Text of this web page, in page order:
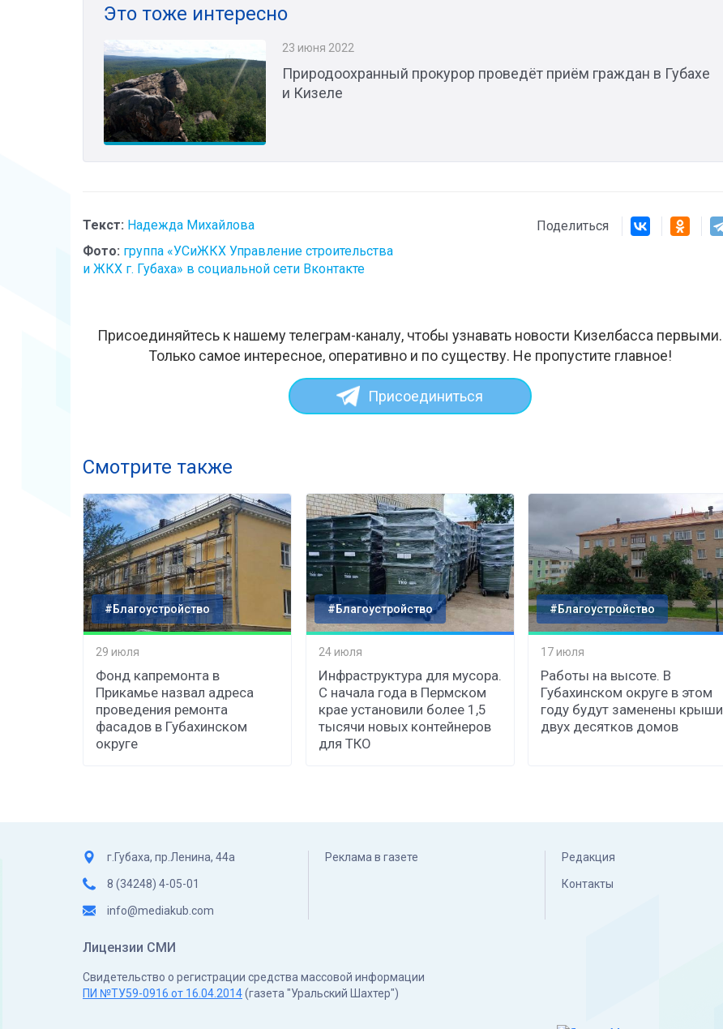
Это тоже интересно
23 июня 2022
Природоохранный прокурор проведёт приём граждан в Губахе
и Кизеле
Текст: Надежда Михайлова
Фото: группа «УСиЖКХ Управление строительства
и ЖКХ г. Губаха» в социальной сети Вконтакте
Поделиться
Присоединяйтесь к нашему телеграм-каналу, чтобы узнавать новости Кизелбасса первыми.
Только самое интересное, оперативно и по существу. Не пропустите главное!
Присоединиться
Смотрите также
#Благоустройство
29 июля
Фонд капремонта в
Прикамье назвал адреса
проведения ремонта
фасадов в Губахинском
округе
#Благоустройство
24 июля
Инфраструктура для мусора.
С начала года в Пермском
крае установили более 1,5
тысячи новых контейнеров
для ТКО
#Благоустройство
17 июля
Работы на высоте. В
Губахинском округе в этом
году будут заменены крыши
двух десятков домов
г.Губаха, пр.Ленина, 44а
8 (34248) 4-05-01
info@mediakub.com
Реклама в газете Редакция
Контакты
Лицензии СМИ
Свидетельство о регистрации средства массовой информации
ПИ №ТУ59-0916 от 16.04.2014(газета "Уральский Шахтер")